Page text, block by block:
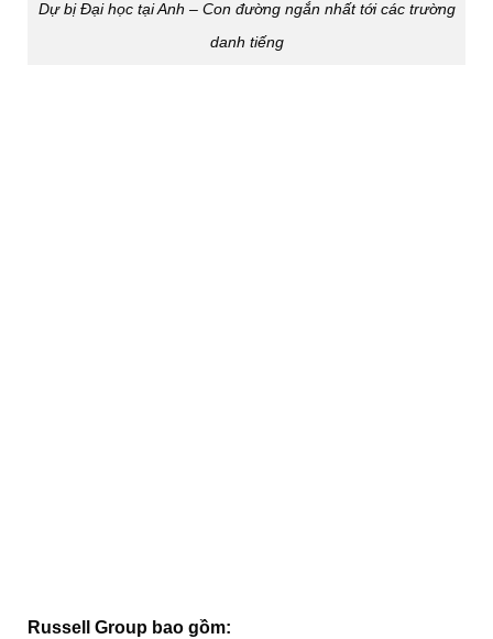
Dự bị Đại học tại Anh – Con đường ngắn nhất tới các trường
danh tiếng
Russell Group bao gồm: